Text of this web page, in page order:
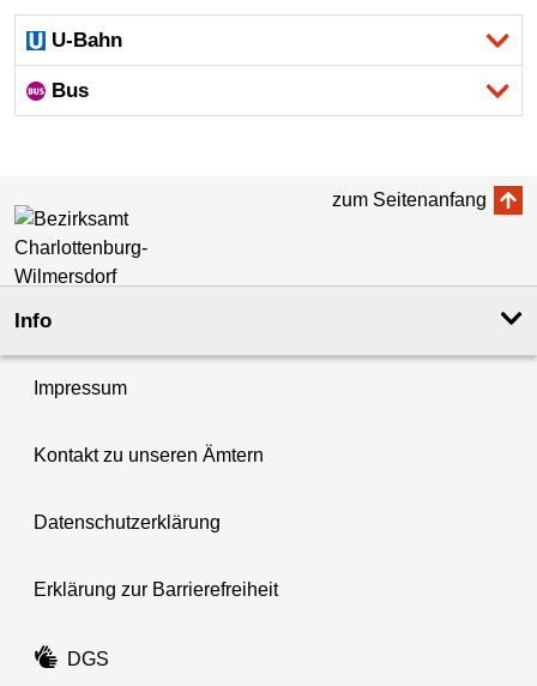
U-Bahn
Bus
zum Seitenanfang
Info
Impressum
Kontakt zu unseren Ämtern
Datenschutzerklärung
Erklärung zur Barrierefreiheit
DGS